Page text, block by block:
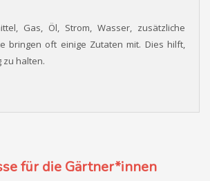
Gas, Öl, Strom, Wasser, zusätzliche
bringen oft einige Zutaten mit. Dies hilft,
zu halten.
für die Gärtner*innen